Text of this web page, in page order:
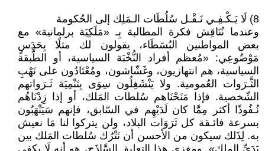
8) لَا يَـكْـفِـي نَـقْـل سُلُطَات الـمَلِك إلى الحُكومة
وعندما نُنَاقِش فكرة المطالبة بِـ «مَلَكِيَة برلمانية» مع
بعض المواطنين البُسَطَاء، يقولون لك مثلًا بِحَدَسٍ
مَوْضُوعِي: «مُعظم أفراد النُّخْبَة السياسية، أو الطَّبقة
السياسية، هم انتهازيون، وغَشّاشون، ومُعْتَادُون على نَهْبِ
الثَّـرَوات العُمومية. ولا يَنْشَغِلُون سِوَى بِتَنْمِيَة ثَـرَواتهم
الشّخصية. فإذا مَنَحْنَاهم سُلطات المَلك، أو إذا زِدْنَاهُم
نُـفُوذًا أكثر مِمَّا كان لَدَيْهِم في السّابق، فإنهم سَيَنْهَبُون
بسرعة فائـقة كل ثَرَوَات البلاد، ولن يتركوا لنا مَا نعيش
به. لِذَلك سيكون من الأحسن أن نَتْرُك سُلطات المَلك بين